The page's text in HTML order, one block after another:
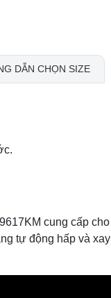
DẪN CHỌN SIZE
cung cấp cho
tự động hấp và xay